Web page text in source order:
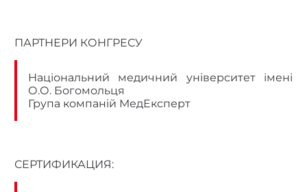
ПАРТНЕРИ КОНГРЕСУ
Національний медичний університет імені
О.О. Богомольця
Група компаній МедЕксперт
СЕРТИФИКАЦИЯ: